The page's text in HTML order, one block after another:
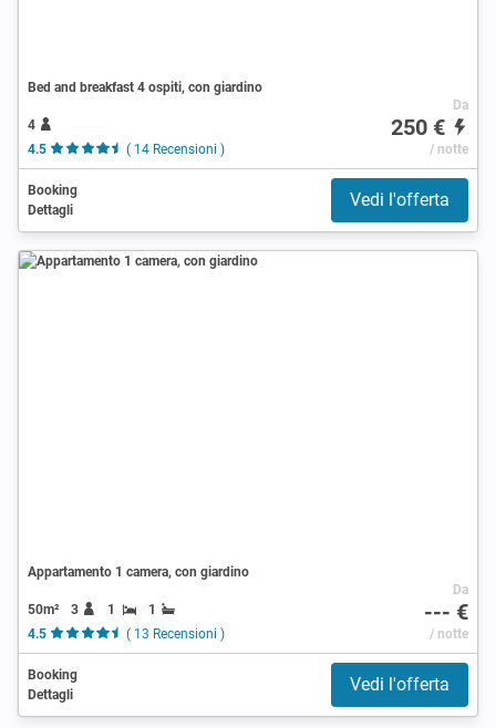
Bed and breakfast 4 ospiti, con giardino
4
4.5
( 14 Recensioni )
Da
250 €
/ notte
Booking
Dettagli
Vedi l'offerta
Appartamento 1 camera, con giardino
50m² 3 1
1
4.5
( 13 Recensioni )
Da
--- €
/ notte
Booking
Dettagli
Vedi l'offerta